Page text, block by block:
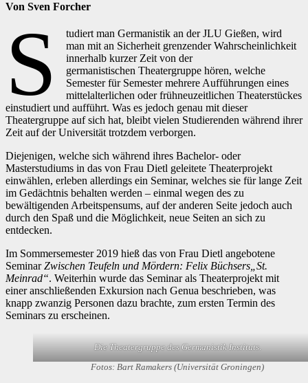
Von Sven Forcher
S
tudiert man Germanistik an der JLU Gießen, wird
man mit an Sicherheit grenzender Wahrscheinlichkeit
innerhalb kurzer Zeit von der
germanistischen Theatergruppe hören, welche
Semester für Semester mehrere Aufführungen eines
mittelalterlichen oder frühneuzeitlichen Theaterstückes
einstudiert und aufführt. Was es jedoch genau mit dieser
Theatergruppe auf sich hat, bleibt vielen Studierenden während ihrer
Zeit auf der Universität trotzdem verborgen.
Diejenigen, welche sich während ihres Bachelor- oder
Masterstudiums in das von Frau Dietl geleitete Theaterprojekt
einwählen, erleben allerdings ein Seminar, welches sie für lange Zeit
im Gedächtnis behalten werden – einmal wegen des zu
bewältigenden Arbeitspensums, auf der anderen Seite jedoch auch
durch den Spaß und die Möglichkeit, neue Seiten an sich zu
entdecken.
Im Sommersemester 2019 hieß das von Frau Dietl angebotene
SeminarZwischen Teufeln und Mördern: Felix Büchsers„St.
Meinrad“. Weiterhin wurde das Seminar als Theaterprojekt mit
einer anschließenden Exkursion nach Genua beschrieben, was
knapp zwanzig Personen dazu brachte, zum ersten Termin des
Seminars zu erscheinen.
Die Theatergruppe des Germanistik Instituts.
Fotos: Bart Ramakers (Universität Groningen)